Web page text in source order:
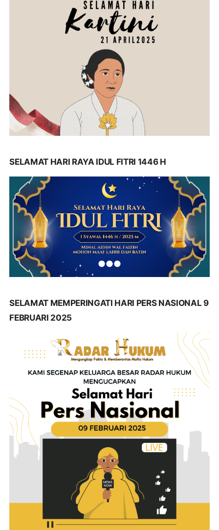
SELAMAT HARI RAYA IDUL FITRI 1446 H
SELAMAT MEMPERINGATI HARI PERS NASIONAL 9
FEBRUARI 2025